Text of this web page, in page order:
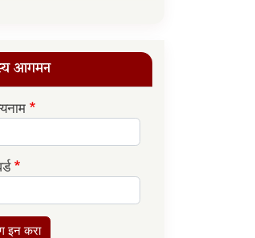
आगमन
इन करा